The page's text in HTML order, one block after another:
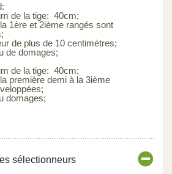
de la tige: 40cm;
1ère et 2ième rangés sont
de plus de 10 centimètres;
de domages;
de la tige: 40cm;
première demi à la 3ième
domages;
sélectionneurs